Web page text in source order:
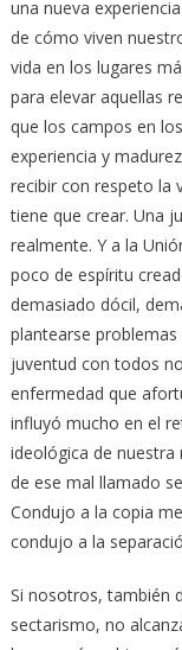
una nueva
de cómo viven
vida en los lugares
para elevar aquellas
que los campos en
experiencia y
recibir con respeto la
tiene que crear. Una
realmente. Y a la
poco de espíritu
demasiado dócil,
plantearse
juventud con todos
enfermedad que
influyó mucho en el
ideológica de
de ese mal llamado
Condujo a la copia
condujo a la
Si nosotros, también
sectarismo, no